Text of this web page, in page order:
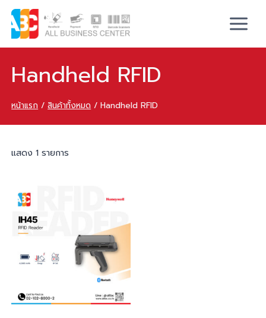
Handheld RFID
หน้าแรก / สินค้าทั้งหมด / Handheld RFID
แสดง 1 รายการ